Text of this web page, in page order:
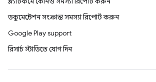
ডকুমেন্টেশন সংক্রান্ত সমস্যা রিপোর্ট করুন
Google Play support
রিসার্চ স্টাডিতে যোগ দিন